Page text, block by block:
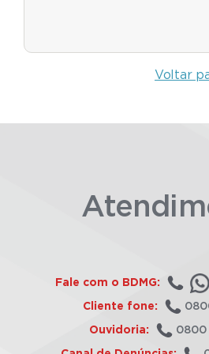
Voltar
Fale com o BDMG:
Cliente fone:
Ouvidoria: 0800